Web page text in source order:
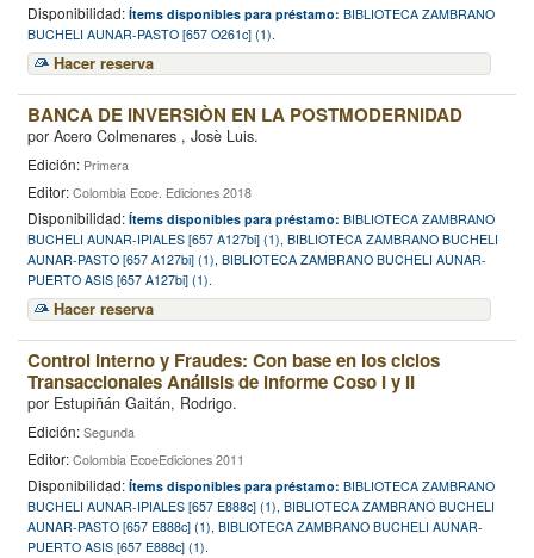
Disponibilidad: Ítems disponibles para préstamo: BIBLIOTECA ZAMBRANO
BUCHELI AUNAR-PASTO [657 O261c] (1).
Hacer reserva
BANCA DE INVERSIÒN EN LA POSTMODERNIDAD
por Acero Colmenares , Josè Luis.
Edición: Primera
Editor: Colombia Ecoe. Ediciones 2018
Disponibilidad: Ítems disponibles para préstamo: BIBLIOTECA ZAMBRANO
BUCHELI AUNAR-IPIALES [657 A127bi] (1), BIBLIOTECA ZAMBRANO BUCHELI
AUNAR-PASTO [657 A127bi] (1), BIBLIOTECA ZAMBRANO BUCHELI AUNAR-
PUERTO ASIS [657 A127bi] (1).
Hacer reserva
Control Interno y Fraudes: Con base en los ciclos
Transaccionales Análisis de informe Coso I y II
por Estupiñán Gaitán, Rodrigo.
Edición: Segunda
Editor: Colombia EcoeEdiciones 2011
Disponibilidad: Ítems disponibles para préstamo: BIBLIOTECA ZAMBRANO
BUCHELI AUNAR-IPIALES [657 E888c] (1), BIBLIOTECA ZAMBRANO BUCHELI
AUNAR-PASTO [657 E888c] (1), BIBLIOTECA ZAMBRANO BUCHELI AUNAR-
PUERTO ASIS [657 E888c] (1).